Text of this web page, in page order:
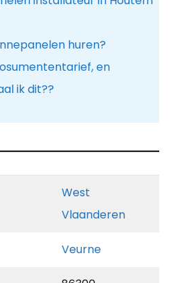
huren?
en
ik dit??
West
Vlaanderen
Veurne